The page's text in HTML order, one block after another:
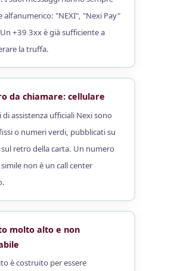
alfanumerico: "NEXI", "Nexi Pay"
+39 3xx è già sufficiente a
la truffa.
da chiamare: cellulare
di assistenza ufficiali Nexi sono
o numeri verdi, pubblicati su
retro della carta. Un numero
non è un call center
molto alto e non
è costruito per essere